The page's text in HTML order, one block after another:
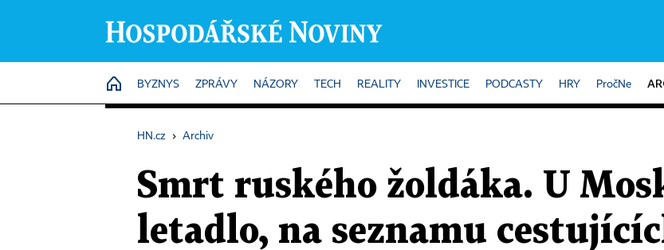
HOME
BYZNYS ZPRÁVY NÁZORY TECH REALITY INVESTICE PODCASTY HRY PročNe
HN.cz › Archiv
Smrt ruského žoldáka. U
letadlo, na seznamu